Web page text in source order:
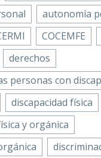
autonomía
COCEMFE
derechos
personas con
discapacidad física
y orgánica